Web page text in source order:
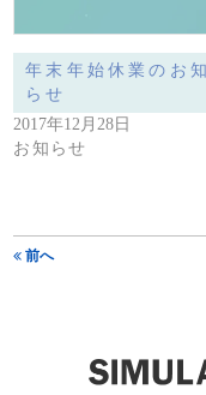
年末年始休業のお知
らせ
2017年12月28日
お知らせ
前へ